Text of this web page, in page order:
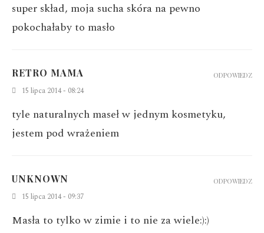
super skład, moja sucha skóra na pewno
pokochałaby to masło
RETRO MAMA
15 lipca 2014 - 08:24
tyle naturalnych maseł w jednym kosmetyku,
jestem pod wrażeniem
ODPOWIEDZ
UNKNOWN
15 lipca 2014 - 09:37
Masła to tylko w zimie i to nie za wiele:):)
ODPOWIEDZ